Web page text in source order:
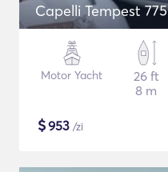
Capelli Tempest 775
Motor Yacht
26 ft
8 m
$953 /zi